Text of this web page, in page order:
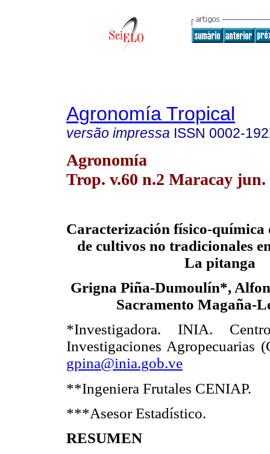
Agronomía Tropical
versão impressa ISSN 0002-
Agronomía
Trop. v.60 n.2 Maracay jun.
Caracterización físico-química
de cultivos no tradicionales
La pitanga
Grigna Piña-Dumoulín*,
Sacramento Magaña-
*Investigadora. INIA.
Investigaciones Agropecuarias
gpina@inia.gob.ve
**Ingeniera Frutales CENIAP.
***Asesor Estadístico.
RESUMEN